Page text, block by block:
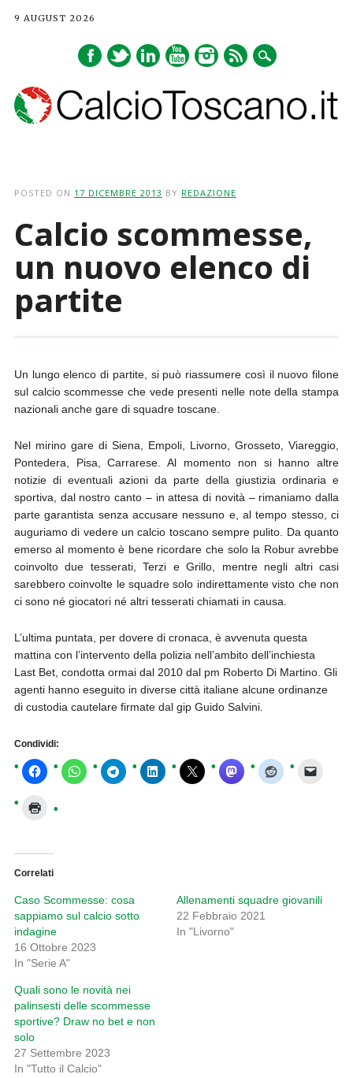
9 AUGUST 2026
POSTED ON 17 DICEMBRE 2013 BY REDAZIONE
Calcio scommesse,
un nuovo elenco di
partite
Un lungo elenco di partite, si può riassumere così il nuovo filone
sul calcio scommesse che vede presenti nelle note della stampa
nazionali anche gare di squadre toscane.
Nel mirino gare di Siena, Empoli, Livorno, Grosseto, Viareggio,
Pontedera, Pisa, Carrarese. Al momento non si hanno altre
notizie di eventuali azioni da parte della giustizia ordinaria e
sportiva, dal nostro canto – in attesa di novità – rimaniamo dalla
parte garantista senza accusare nessuno e, al tempo stesso, ci
auguriamo di vedere un calcio toscano sempre pulito. Da quanto
emerso al momento è bene ricordare che solo la Robur avrebbe
coinvolto due tesserati, Terzi e Grillo, mentre negli altri casi
sarebbero coinvolte le squadre solo indirettamente visto che non
ci sono né giocatori né altri tesserati chiamati in causa.
L’ultima puntata, per dovere di cronaca, è avvenuta questa
mattina con l’intervento della polizia nell’ambito dell’inchiesta
Last Bet, condotta ormai dal 2010 dal pm Roberto Di Martino. Gli
agenti hanno eseguito in diverse città italiane alcune ordinanze
di custodia cautelare firmate dal gip Guido Salvini.
Condividi:
Correlati
Caso Scommesse: cosa
sappiamo sul calcio sotto
indagine
16 Ottobre 2023
In "Serie A"
Allenamenti squadre giovanili
22 Febbraio 2021
In "Livorno"
Quali sono le novità nei
palinsesti delle scommesse
sportive? Draw no bet e non
solo
27 Settembre 2023
In "Tutto il Calcio"